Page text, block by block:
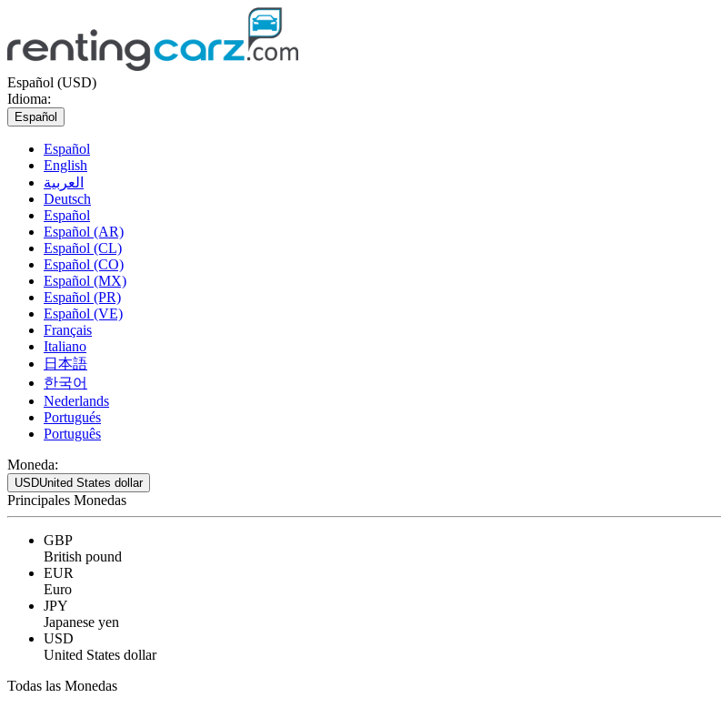
Español (USD)
Idioma:
Español
Español
English
العربية
Deutsch
Español
Español (AR)
Español (CL)
Español (CO)
Español (MX)
Español (PR)
Español (VE)
Français
Italiano
日本語
한국어
Nederlands
Portugués
Português
Moneda:
USDUnited States dollar
Principales Monedas
GBP
British pound
EUR
Euro
JPY
Japanese yen
USD
United States dollar
Todas las Monedas